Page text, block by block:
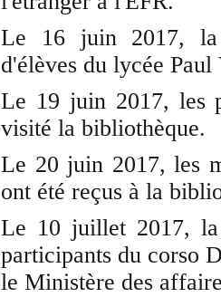
Le 16 juin 2017, la
d'élèves du lycée
Le 19 juin 2017, les
visité la bibliothèque.
Le 20 juin 2017, les
ont été reçus à la
Le 10 juillet 2017, la
participants du corso
le Ministère des